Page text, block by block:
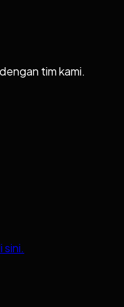
tim kami.
sini.